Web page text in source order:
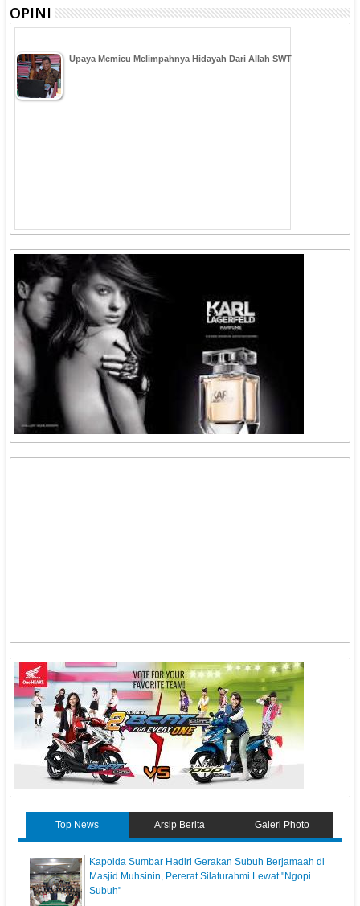
OPINI
Upaya Memicu Melimpahnya Hidayah Dari Allah SWT
Top News Arsip Berita Galeri Photo
Kapolda Sumbar Hadiri Gerakan Subuh Berjamaah di
Masjid Muhsinin, Pererat Silaturahmi Lewat "Ngopi
Subuh"